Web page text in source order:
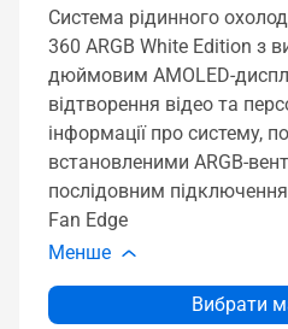
Система рідинного
360 ARGB White Edition з
дюймовим AMOLED-
відтворення відео та
інформації про систему,
встановленими ARGB-
послідовним
Fan Edge
Менше
Вибрати